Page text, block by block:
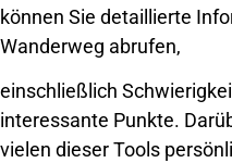
können Sie detaillierte
Wanderweg abrufen,
einschließlich
interessante Punkte.
vielen dieser Tools